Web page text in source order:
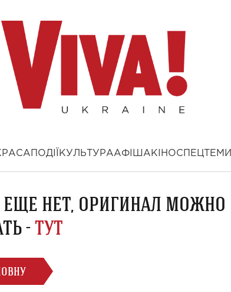
ПОДІЇ КУЛЬТУРААФІША КІНОСПЕЦТЕМИ
ЕЩЕ НЕТ, ОРИГИНАЛ МОЖНО
-ТУТ